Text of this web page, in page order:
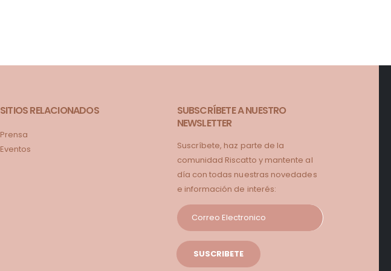
SITIOS RELACIONADOS
Prensa
Eventos
SUBSCRÍBETE A NUESTRO
NEWSLETTER
Suscríbete, haz parte de la
comunidad Riscatto y mantente al
día con todas nuestras novedades
e información de interés: